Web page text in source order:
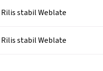
Rilis stabil Weblate
Rilis stabil Weblate